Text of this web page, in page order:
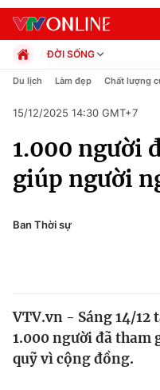
Chính trị
Thế giới
ĐỜI SỐNG
Chính trị
Pháp luật
Kinh tế
Thể thao
Truyền hình
Y tế
Du lịch Làm đẹp Chất lượng
15/12/2025 14:30 GMT+7
1.000 người
giúp người
Ban Thời sự
VTV.vn - Sáng 14/12
1.000 người đã tham
quỹ vì cộng đồng.